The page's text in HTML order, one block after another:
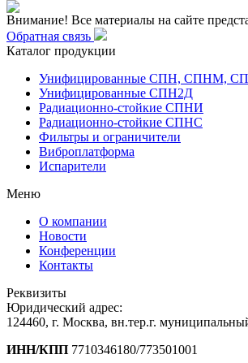
Внимание! Все материалы на сайте
Обратная связь
Каталог продукции
Унифицированные СПН, СПНМ,
Унифицированные СПН2Д
Радиационно-стойкие СПНИ
Радиационно-стойкие СПНС
Фильтры и ограничители
Виброплатформа
Испарители
Меню
О компании
Новости
Конференции
Контакты
Реквизиты
Юридический адрес:
124460, г. Москва, вн.тер.г.
ИНН/КПП 7710346180/773501001